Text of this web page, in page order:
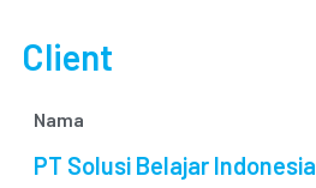
Client
Nama
PT Solusi Belajar Indonesia